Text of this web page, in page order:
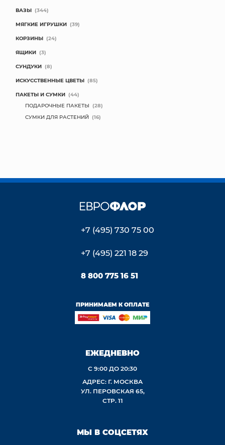
ВАЗЫ (344)
МЯГКИЕ ИГРУШКИ (39)
КОРЗИНЫ (24)
ЯЩИКИ (3)
СУНДУКИ (8)
ИСКУССТВЕННЫЕ ЦВЕТЫ (85)
ПАКЕТЫ И СУМКИ (44)
ПОДАРОЧНЫЕ ПАКЕТЫ (28)
СУМКИ ДЛЯ РАСТЕНИЙ (16)
+7 (495) 730 75 00
+7 (495) 221 18 29
8 800 775 16 51
ПРИНИМАЕМ К ОПЛАТЕ
ЕЖЕДНЕВНО
С 9:00 ДО 20:30
АДРЕС: Г. МОСКВА
УЛ. ПЕРОВСКАЯ 65,
СТР. 11
МЫ В СОЦСЕТЯХ